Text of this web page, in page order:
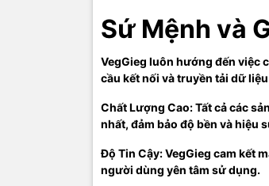
Sứ Mệnh và
VegGieg luôn hướng đến việc
cầu kết nối và truyền tải dữ
Chất Lượng Cao: Tất cả các
nhất, đảm bảo độ bền và hiệu
Độ Tin Cậy: VegGieg cam kết
người dùng yên tâm sử dụng.